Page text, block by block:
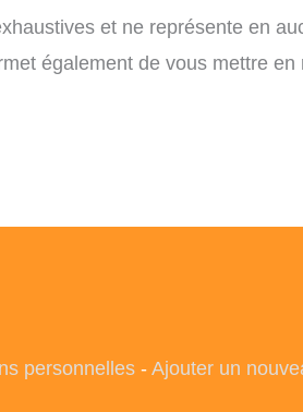
et ne représente en
également de vous mettre
personnelles- Ajouter un